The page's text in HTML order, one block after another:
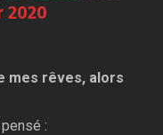
2020
mes rêves, alors
: